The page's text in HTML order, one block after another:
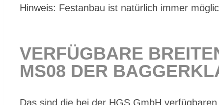
Hin­weis: Fest­an­bau ist na­tür­lich im­mer
VER­FÜG­BA­RE
MS08 DER
Das sind die bei der HGS GmbH